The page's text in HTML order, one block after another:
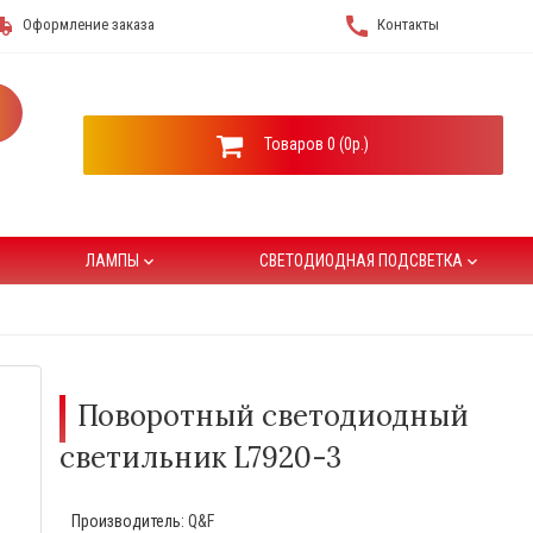
Оформление заказа call Контакты
Товаров 0 (0р.)
ЛАМПЫ keyboard_arrow_down СВЕТОДИОДНАЯ ПОДСВЕТКА keyboard_arrow_down
Поворотный светодиодный
светильник L7920-3
Производитель: Q&F